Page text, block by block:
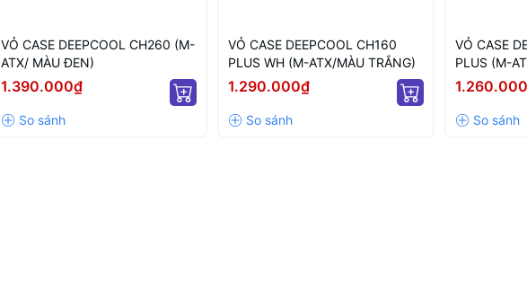
VỎ CASE DEEPCOOL CH260 (M-
ATX/ MÀU ĐEN)
1.390.000₫
VỎ CASE DEEPCOOL CH160
PLUS WH (M-ATX/MÀU TRẮNG)
1.290.000₫
VỎ CASE
PLUS (M-